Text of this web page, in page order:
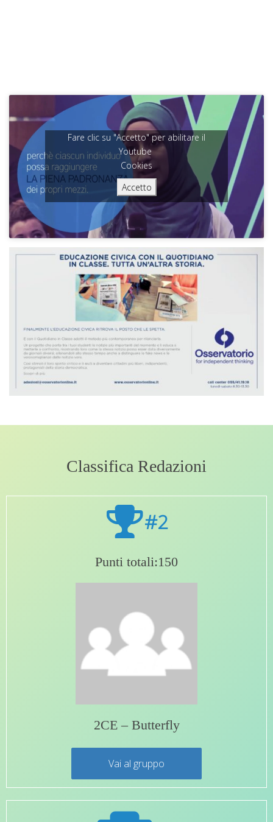
Fare clic su "Accetto" per abilitare il
Youtube
Cookies
Accetto
Classifica Redazioni
#2
Punti totali:150
2CE – Butterfly
Vai al gruppo